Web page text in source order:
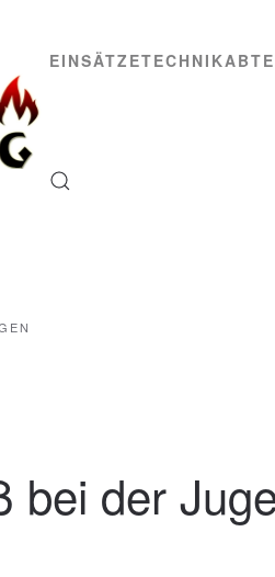
EINSÄTZETECHNIK
bei der